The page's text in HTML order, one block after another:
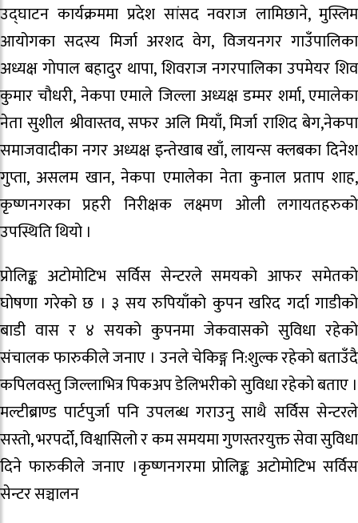
उद्घाटन कार्यक्रममा प्रदेश सांसद नवराज लामिछाने, मुस्लिम
आयोगका सदस्य मिर्जा अरशद वेग, विजयनगर गाउँपालिका
अध्यक्ष गाेपाल बहादुर थापा, शिवराज नगरपालिका उपमेयर शिव
कुमार चौधरी, नेकपा एमाले जिल्ला अध्यक्ष डम्मर शर्मा, एमालेका
नेता सुशील श्रीवास्तव, सफर अलि मियाँ, मिर्जा राशिद बेग,नेकपा
समाजवादीका नगर अध्यक्ष इन्तेखाब खाँ, लायन्स क्लबका दिनेश
गुप्ता, असलम खान, नेकपा एमालेका नेता कुनाल प्रताप शाह,
कृष्णनगरका प्रहरी निरीक्षक लक्ष्मण ओली लगायतहरुको
उपस्थिति थियो ।
प्रोलिङ्क अटोमोटिभ सर्विस सेन्टरले समयको आफर समेतको
घोषणा गरेको छ । ३ सय रुपियाँको कुपन खरिद गर्दा गाडीको
बाडी वास र ४ सयको कुपनमा जेकवासको सुविधा रहेको
संचालक फारुकीले जनाए । उनले चेकिङ्ग नि:शुल्क रहेकाे बताउँदै
कपिलवस्तु जिल्लाभित्र पिकअप डेलिभरीकाे सुविधा रहेकाे बताए ।
मल्टीब्राण्ड पार्टपुर्जा पनि उपलब्ध गराउनु साथै सर्विस सेन्टरले
सस्तो, भरपर्दो, विश्वासिलो र कम समयमा गुणस्तरयुक्त सेवा‌ सुविधा
दिने फारुकीले जनाए ।कृष्णनगरमा प्राेलिङ्क अटोमोटिभ सर्विस
सेन्टर सञ्चालन